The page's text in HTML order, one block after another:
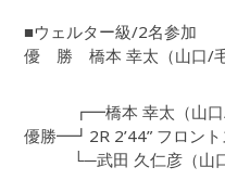
■ウェルター級/2名参加
優 勝 橋本 幸太（山口/毛
┏━橋本 幸太（山口/
優勝━┛2R 2’44” フロント
└─武田 久仁彦（山口/